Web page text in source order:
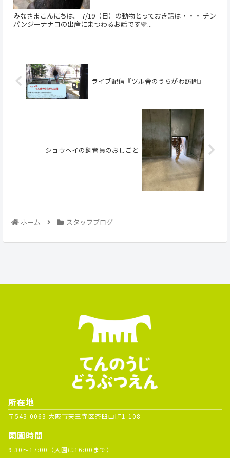
みなさまこんにちは。 7/19（日）の動物とっておき話は・・・ チン
パンジーナナコの出産にまつわるお話です💛...
ライブ配信『ツル舎のうらがわ訪問』
ショウヘイの飼育員のおしごと
ホーム スタッフブログ
所在地
〒543-0063 大阪市天王寺区茶臼山町1-108
開園時間
9:30～17:00（入園は16:00まで）